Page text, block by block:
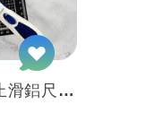
【對位不滑動】超止滑鋁尺 高質感 切割輔助 紙/布料/皮革